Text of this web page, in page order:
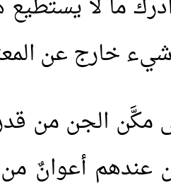
خارج عن
مكَّن الجن من
عندهم أعوانٌ